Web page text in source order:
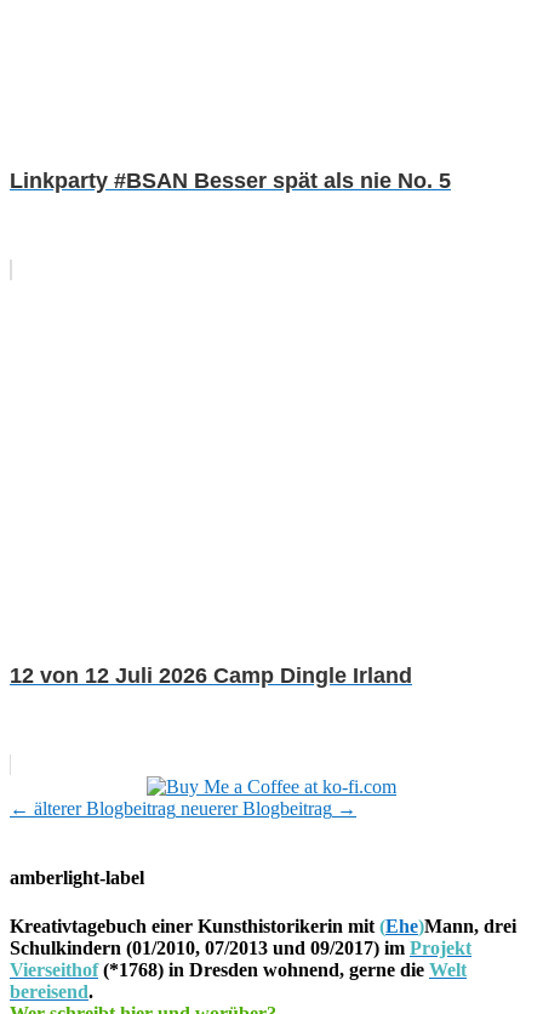
Linkparty #BSAN Besser spät als nie No. 5
12 von 12 Juli 2026 Camp Dingle Irland
← älterer Blogbeitrag neuerer Blogbeitrag →
amberlight-label
Kreativtagebuch einer Kunsthistorikerin mit (Ehe)Mann, drei
Schulkindern (01/2010, 07/2013 und 09/2017) im Projekt
Vierseithof(*1768) in Dresden wohnend, gerne die Welt
bereisend.